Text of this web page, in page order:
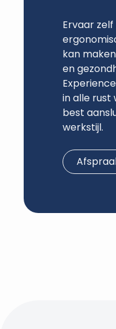
Ervaar
kan
en
in alle rust
best
werkstijl.